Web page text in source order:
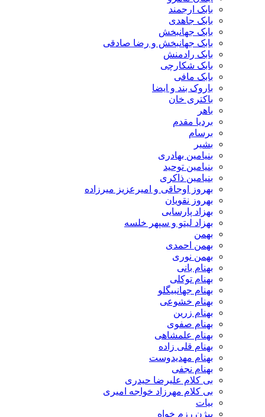
بابک ارجمند
بابک جاهدی
بابک جهانبخش
بابک جهانبخش و رضا صادقی
بابک رادمنش
بابک شکارچی
بابک مافی
باروک بند و ایضا
باکتری خان
باهر
بردیا مقدم
برسام
بشیر
بنیامین بهادری
بنیامین توحید
بنیامین ذاکری
بهروز اوجاقی و امیرعزیز میرزاده
بهروز نقویان
بهزاد پارسایی
بهزاد لیتو و سپهر خلسه
بهمن
بهمن احمدی
بهمن نوری
بهنام بانی
بهنام توکلی
بهنام جهانبیگلو
بهنام خشوعی
بهنام زرین
بهنام صفوی
بهنام علمشاهی
بهنام قلی زاده
بهنام مهدیدوست
بهنام نجفی
بی کلام علیرضا حیدری
بی کلام مهرزاد خواجه امیری
بیات
بیژن رزم خواه